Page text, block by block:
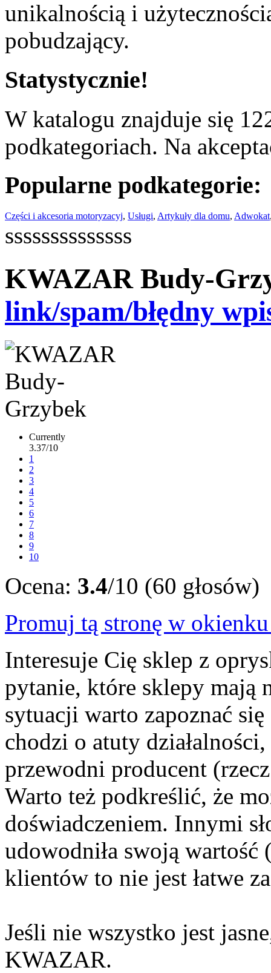
unikalnością i
pobudzający.
Statystycznie!
W katalogu znajduje się
podkategoriach. Na
Popularne podkategorie:
Części i akcesoria motoryzacyj, Usługi, Artykuły dla domu, Adwokat
ssssssssssssss
KWAZAR Budy-
link/spam/błędny
Currently
3.37/10
1
2
3
4
5
6
7
8
9
10
Ocena: 3.4/10 (60 głosów)
Promuj tą stronę w
Interesuje Cię sklep z
pytanie, które sklepy mają
sytuacji warto zapoznać
chodzi o atuty
przewodni producent
Warto też podkreślić, że
doświadczeniem. Innymi
udowodniła swoją
klientów to nie jest łatwe
Jeśli nie wszystko jest
KWAZAR.